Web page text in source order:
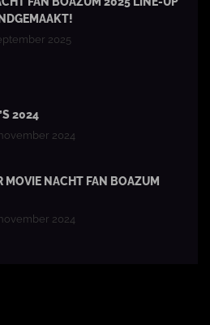
2025
2024
2024
MOVIE NACHT FAN BOAZUM
2024